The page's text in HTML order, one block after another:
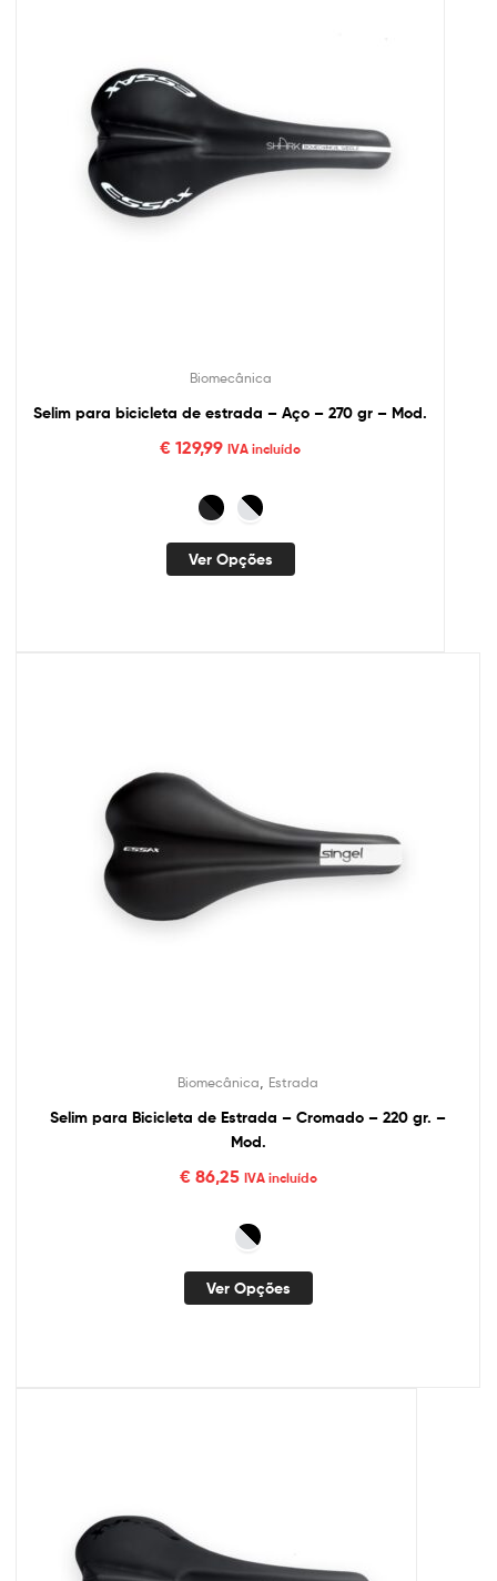
Biomecânica
Selim para bicicleta de estrada – Aço – 270 gr – Mod.
€ 129,99 IVA incluído
Ver Opções
Biomecânica, Estrada
Selim para Bicicleta de Estrada – Cromado – 220 gr. –
Mod.
€86,25 IVA incluído
Ver Opções